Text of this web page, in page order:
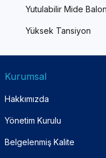
Yutulabilir Mide
Yüksek Tansiyon
Kurumsal
Hakkımızda
Yönetim Kurulu
Belgelenmiş Kalite